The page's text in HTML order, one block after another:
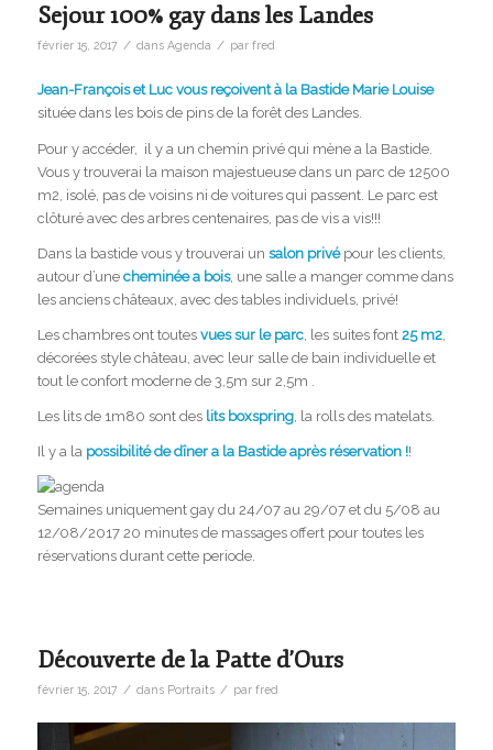
Sejour 100% gay dans les Landes
février 15, 2017 / dans Agenda / par fred
Jean-François et Luc vous reçoivent à la Bastide Marie Louise
située dans les bois de pins de la forêt des Landes.
Pour y accéder, il y a un chemin privé qui mène a la Bastide.
Vous y trouverai la maison majestueuse dans un parc de 12500
m2, isolé, pas de voisins ni de voitures qui passent. Le parc est
clôturé avec des arbres centenaires, pas de vis a vis!!!
Dans la bastide vous y trouverai un salon privépour les clients,
autour d’une cheminée a bois, une salle a manger comme dans
les anciens châteaux, avec des tables individuels, privé!
Les chambres ont toutes vues sur le parc, les suites font 25 m2,
décorées style château, avec leur salle de bain individuelle et
tout le confort moderne de 3,5m sur 2,5m .
Les lits de 1m80 sont des lits boxspring, la rolls des matelats.
Il y a la possibilité de dîner a la Bastide après réservation !!
Semaines uniquement gay du 24/07 au 29/07 et du 5/08 au
12/08/2017 20 minutes de massages offert pour toutes les
réservations durant cette periode.
Découverte de la Patte d’Ours
février 15, 2017 / dans Portraits / par fred